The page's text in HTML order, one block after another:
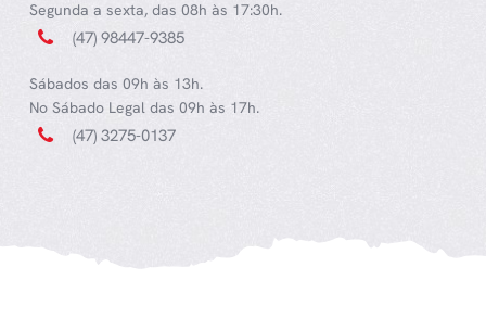
Segunda a sexta, das 08h às 17:30h.
(47) 98447-9385
Sábados das 09h às 13h.
No Sábado Legal das 09h às 17h.
(47) 3275-0137